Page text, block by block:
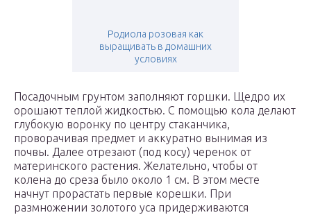
Родиола розовая как
выращивать в домашних
условиях
Посадочным грунтом заполняют горшки. Щедро их
орошают теплой жидкостью. С помощью кола делают
глубокую воронку по центру стаканчика,
проворачивая предмет и аккуратно вынимая из
почвы. Далее отрезают (под косу) черенок от
материнского растения. Желательно, чтобы от
колена до среза было около 1 см. В этом месте
начнут прорастать первые корешки. При
размножении золотого уса придерживаются